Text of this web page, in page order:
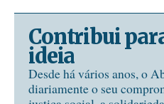
Contribui
ideia
Desde há vários anos, o
diariamente o seu